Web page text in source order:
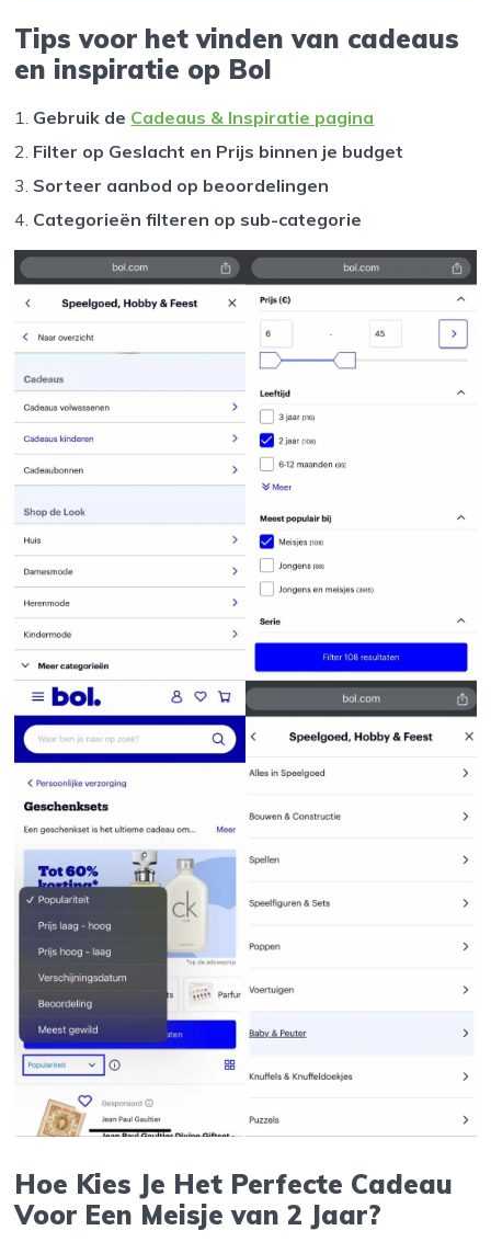
Tips voor het vinden van cadeaus
en inspiratie op Bol
Gebruik de Cadeaus & Inspiratie pagina
Filter op Geslacht en Prijs binnen je budget
Sorteer aanbod op beoordelingen
Categorieën filteren op sub-categorie
Hoe Kies Je Het Perfecte Cadeau
Voor Een Meisje van 2 Jaar?